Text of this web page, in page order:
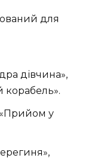
для
дівчина»,
корабель».
«Прийом у